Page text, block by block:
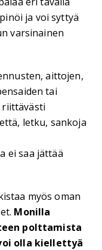
ja voi syttyä
varsinainen
aittojen,
tai
riittävästi
letku, sankoja
ei saa jättää
myös oman
Monilla
polttamista
olla kiellettyä